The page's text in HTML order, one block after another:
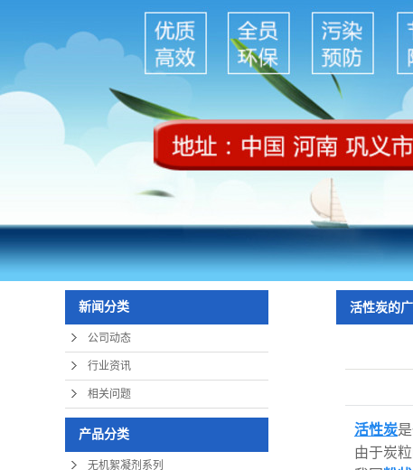
新闻分类
公司动态
行业资讯
相关问题
产品分类
无机絮凝剂系列
活性炭的
活性炭
由于炭